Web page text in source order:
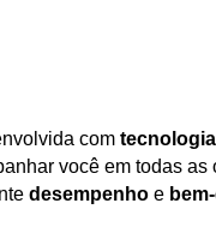
com
você em todas
desempenho e